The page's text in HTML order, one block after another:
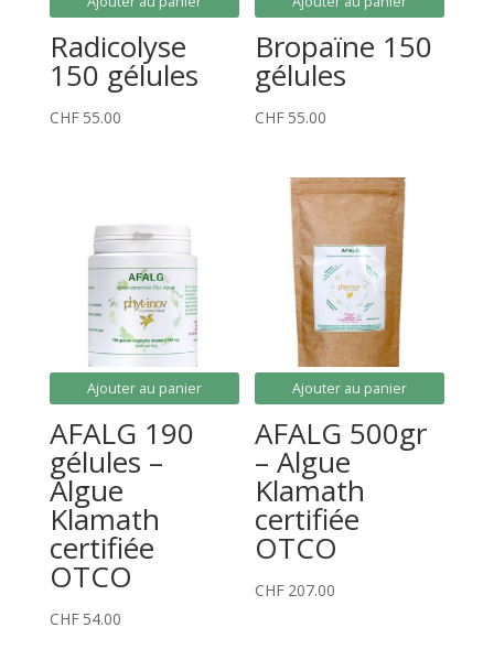
Radicolyse
150 gélules
CHF 55.00
Bropaïne 150
gélules
CHF 55.00
Ajouter au panier
AFALG 190
gélules –
Algue
Klamath
certifiée
OTCO
CHF 54.00
Ajouter au panier
AFALG 500gr
– Algue
Klamath
certifiée
OTCO
CHF 207.00